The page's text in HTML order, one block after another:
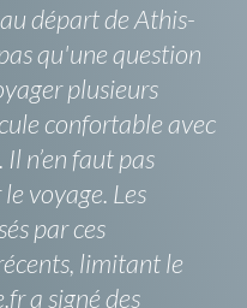
départ de Athis-
qu'une question
plusieurs
confortable avec
n’en faut pas
voyage. Les
par ces
limitant le
a signé des